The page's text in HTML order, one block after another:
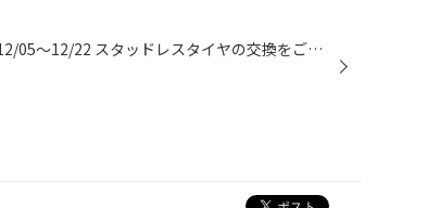
プレミアムセールタイヤセール開催中！12/05～12/22 スタッドレスタイヤの交換をご検討の方必見！ お買い得なセール開催中です！！ 対象タイヤが、￥20,000引き！！ 夏タイヤ売り切りセール！！ 持ち越し在庫品・旧モデル品まだまだご用意ございます。 お見積りだけでもぜひお問い合わせください♪